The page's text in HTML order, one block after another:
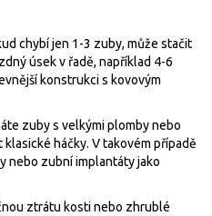
chybí jen 1-3 zuby, může stačit
úsek v řadě, například 4-6
konstrukci s kovovým
zuby s velkými plomby nebo
háčky. V takovém případě
nebo zubní implantáty jako
ztrátu kosti nebo zhrublé